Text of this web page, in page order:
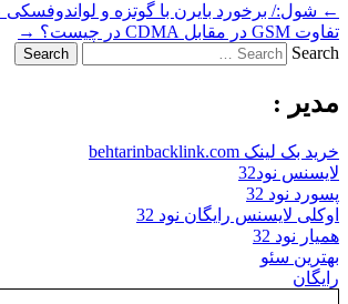
← شول:/ برخورد بایرن با گوتزه و
تفاوت GSM در مقابل CDMA در چیست؟
→
Search
مدیر :
خرید بک لینک behtarinbacklink.com
لایسنس نود32
پسورد نود 32
اوکلی لایسنس رایگان نود 32
همیار نود 32
بهترین سئو
رایگان